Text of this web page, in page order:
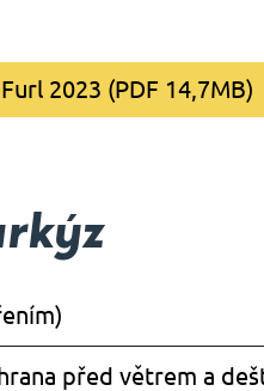
2023 (PDF 14,7MB)
před větrem a